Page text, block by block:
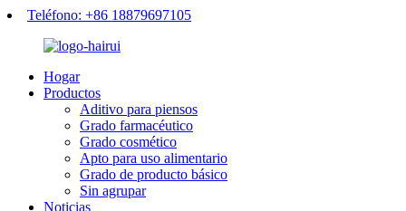
Teléfono: +86 18879697105
Hogar
Productos
Aditivo para piensos
Grado farmacéutico
Grado cosmético
Apto para uso alimentario
Grado de producto básico
Sin agrupar
Noticias